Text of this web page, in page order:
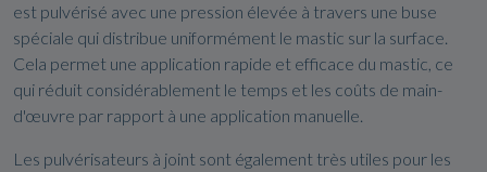
est pulvérisé avec une pression élevée à travers une buse
spéciale qui distribue uniformément le mastic sur la surface.
Cela permet une application rapide et efficace du mastic, ce
qui réduit considérablement le temps et les coûts de main-
d'œuvre par rapport à une application manuelle.
Les pulvérisateurs à joint sont également très utiles pour les